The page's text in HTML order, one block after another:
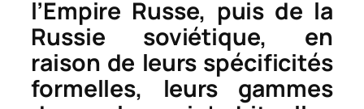
l’Empire Russe, puis de la
Russie soviétique, en
raison de leurs spécificités
formelles, leurs gammes